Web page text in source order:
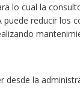
lo cual la
reducir los
desde la